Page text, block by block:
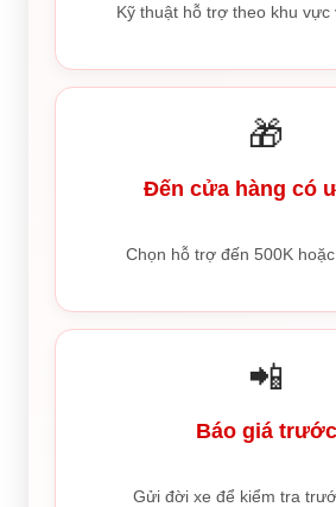
Kỹ thuật hỗ trợ theo khu vực
🎁
Đến cửa hàng có
Chọn hỗ trợ đến 500K
📲
Báo giá trước
Gửi đời xe để kiểm tra